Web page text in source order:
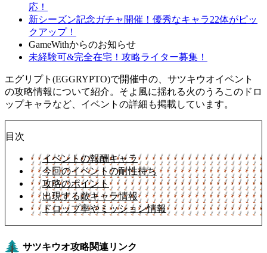
応！
新シーズン記念ガチャ開催！優秀なキャラ22体がピッ
クアップ！
GameWithからのお知らせ
未経験可&完全在宅！攻略ライター募集！
エグリプト(EGGRYPTO)で開催中の、サツキウオイベント
の攻略情報について紹介。そよ風に揺れる火のうろこのドロ
ップキャラなど、イベントの詳細も掲載しています。
目次
イベントの報酬キャラ
今回のイベントの耐性持ち
攻略のポイント
出現する敵キャラ情報
ドロップ率やミッション情報
サツキウオ攻略関連リンク